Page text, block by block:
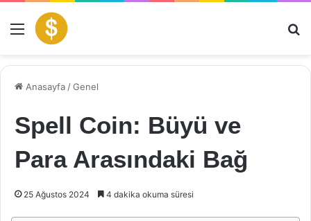
Menü
Anasayfa /Genel
Spell Coin: Büyü ve
Para Arasındaki Bağ
25 Ağustos 2024 4 dakika okuma süresi